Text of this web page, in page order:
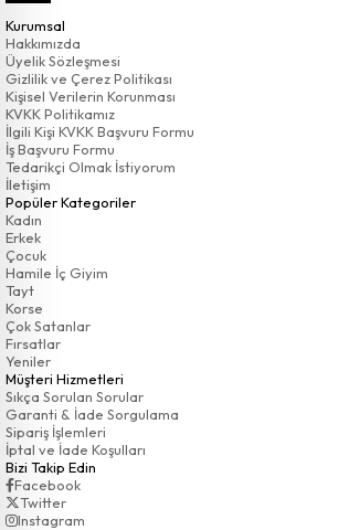
Kurumsal
Hakkımızda
Üyelik Sözleşmesi
Gizlilik ve Çerez Politikası
Kişisel Verilerin Korunması
KVKK Politikamız
İlgili Kişi KVKK Başvuru Formu
İş Başvuru Formu
Tedarikçi Olmak İstiyorum
İletişim
Popüler Kategoriler
Kadın
Erkek
Çocuk
Hamile İç Giyim
Tayt
Korse
Çok Satanlar
Fırsatlar
Yeniler
Müşteri Hizmetleri
Sıkça Sorulan Sorular
Garanti & İade Sorgulama
Sipariş İşlemleri
İptal ve İade Koşulları
Bizi Takip Edin
Facebook
Twitter
Instagram